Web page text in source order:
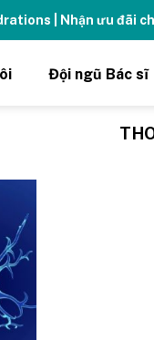
| Nhận ưu đãi
Đội ngũ Bác sĩ